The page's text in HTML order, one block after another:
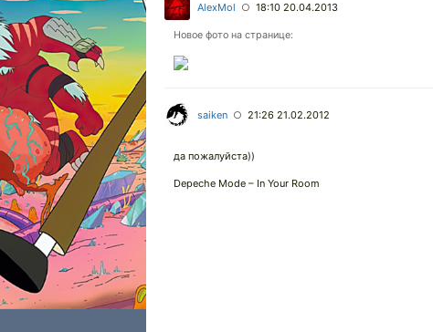
AlexMol ○ 18:10 20.04.2013
Новое фото на странице:
saiken ○ 21:26 21.02.2012
да пожалуйста))
Depeche Mode – In Your Room